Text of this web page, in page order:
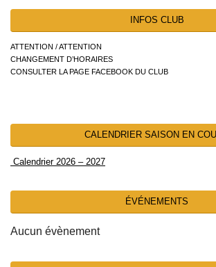
INFOS CLUB
ATTENTION / ATTENTION
CHANGEMENT D’HORAIRES
CONSULTER LA PAGE FACEBOOK DU CLUB
CALENDRIER SAISON EN
Calendrier 2026 – 2027
ÉVÉNEMENTS
Aucun évènement